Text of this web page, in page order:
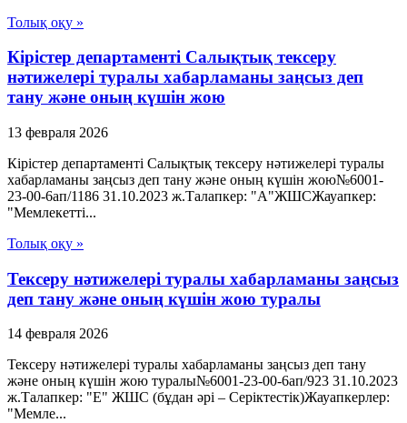
Толық оқу »
Кірістер департаменті Салықтық тексеру
нәтижелері туралы хабарламаны заңсыз деп
тану және оның күшін жою
13 февраля 2026
Кірістер департаменті Салықтық тексеру нәтижелері туралы
хабарламаны заңсыз деп тану және оның күшін жою№6001-
23-00-6ап/1186 31.10.2023 ж.Талапкер: "А"ЖШСЖауапкер:
"Мемлекетті...
Толық оқу »
Тексеру нәтижелері туралы хабарламаны заңсыз
деп тану және оның күшін жою туралы
14 февраля 2026
Тексеру нәтижелері туралы хабарламаны заңсыз деп тану
және оның күшін жою туралы№6001-23-00-6ап/923 31.10.2023
ж.Талапкер: "Е" ЖШС (бұдан әрі – Серіктестік)Жауапкерлер:
"Мемле...